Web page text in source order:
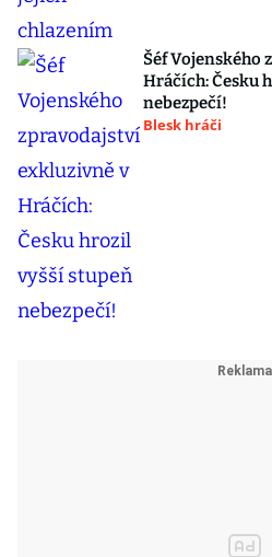
Šéf Vojenského
Hráčích: Česku
nebezpečí!
Blesk hráči